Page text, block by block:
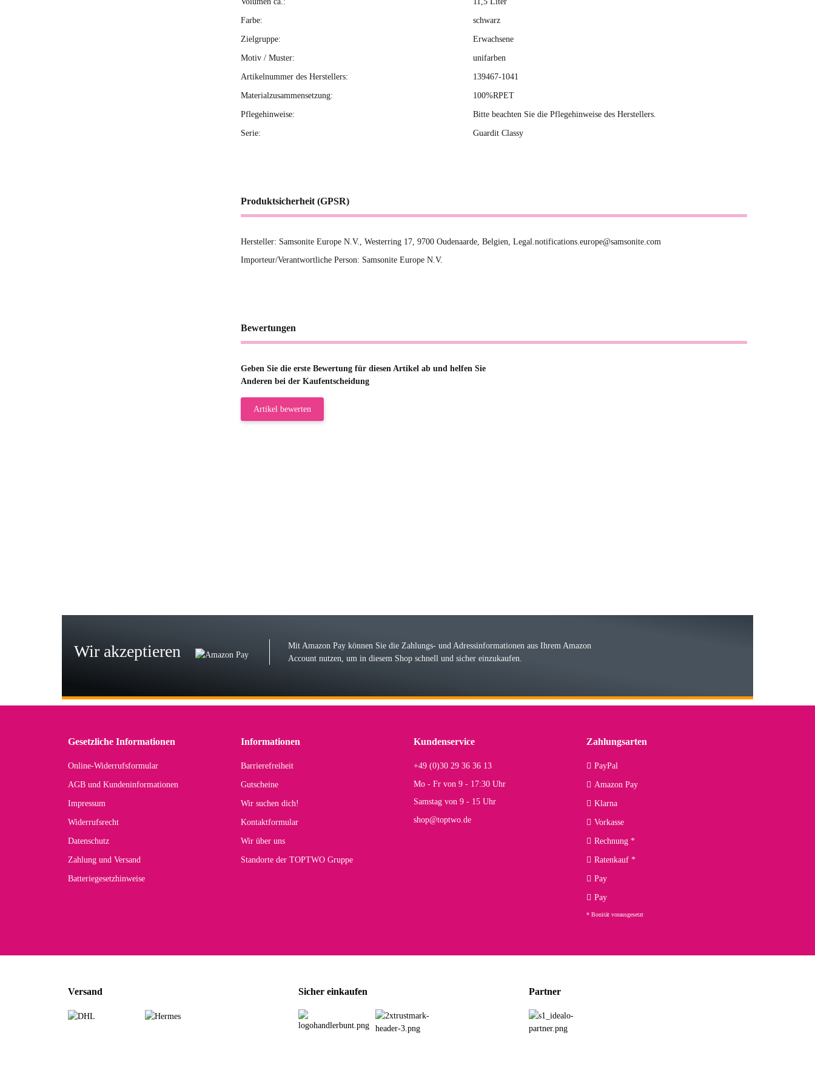
Farbe: schwarz
Zielgruppe: Erwachsene
Motiv / Muster: unifarben
Artikelnummer des Herstellers: 139467-1041
Materialzusammensetzung: 100%RPET
Pflegehinweise: Bitte beachten Sie die Pflegehinweise des Herstellers.
Serie: Guardit Classy
Produktsicherheit (GPSR)
Hersteller: Samsonite Europe N.V., Westerring 17, 9700 Oudenaarde, Belgien, Legal.notifications.europe@samsonite.com
Importeur/Verantwortliche Person: Samsonite Europe N.V.
Bewertungen
Geben Sie die erste Bewertung für diesen Artikel ab und helfen Sie
Anderen bei der Kaufentscheidung
Artikel bewerten
Der Koffer macht einen sehr soliden Eindruck. Die Zuverlässigkeit muss sich noch in den kommenden Jahren herausstellen. Spannend wird es falls
Hans E
Wir akzeptieren
Mit Amazon Pay können Sie die Zahlungs- und Adressinformationen aus Ihrem Amazon
Account nutzen, um in diesem Shop schnell und sicher einzukaufen.
Gesetzliche Informationen
Online-Widerrufsformular
AGB und Kundeninformationen
Impressum
Widerrufsrecht
Datenschutz
Zahlung und Versand
Batteriegesetzhinweise
Informationen
Barrierefreiheit
Gutscheine
Wir suchen dich!
Kontaktformular
Wir über uns
Standorte der TOPTWO Gruppe
Kundenservice
+49 (0)30 29 36 36 13
Mo - Fr von 9 - 17:30 Uhr
Samstag von 9 - 15 Uhr
shop@toptwo.de
Zahlungsarten
PayPal
Amazon Pay
Klarna
Vorkasse
Rechnung *
Ratenkauf *
Pay
Pay
* Bonität vorausgesetzt
Versand Sicher einkaufen Partner